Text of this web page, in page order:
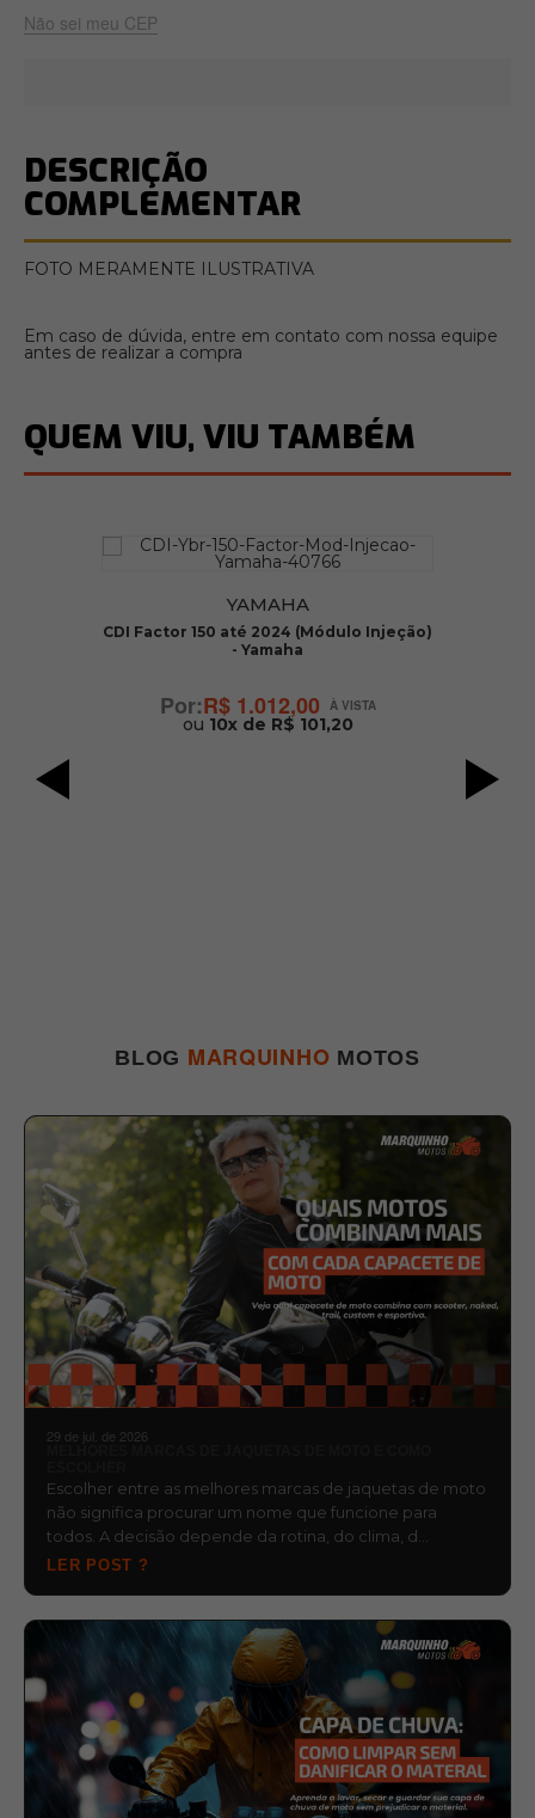
Não sei meu CEP
DESCRIÇÃO
COMPLEMENTAR
FOTO MERAMENTE ILUSTRATIVA
Em caso de dúvida, entre em contato com nossa equipe
antes de realizar a compra
QUEM VIU, VIU TAMBÉM
YAMAHA
CDI Factor 150 até 2024 (Módulo Injeção)
- Yamaha
R$ 1.012,00
ou 10x de R$ 101,20
BLOG MARQUINHO MOTOS
29 de jul. de 2026
Escolher entre as melhores marcas de jaquetas de moto
não significa procurar um nome que funcione para
todos. A decisão depende da rotina, do clima, d…
LER POST ?